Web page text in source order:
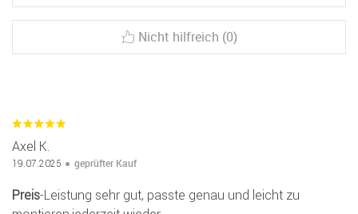
Nicht hilfreich (0)
Axel K.
19.07.2025 geprüfter Kauf
Preis-Leistung sehr gut, passte genau und leicht zu